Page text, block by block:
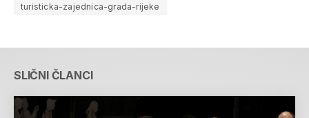
turisticka-zajednica-grada-rijeke
SLIČNI ČLANCI